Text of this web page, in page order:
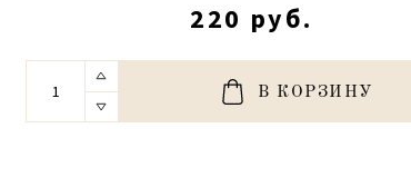
220 руб.
В КОРЗИНУ